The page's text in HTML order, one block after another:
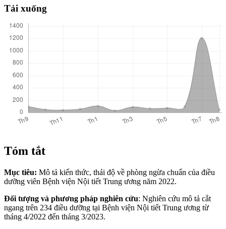
Tải xuống
Tóm tắt
Mục tiêu: Mô tả kiến thức, thái độ về phòng ngừa chuẩn của điều
dưỡng viên Bệnh viện Nội tiết Trung ương năm 2022.
Đối tượng và phương pháp nghiên cứu: Nghiên cứu mô tả cắt
ngang trên 234 điều dưỡng tại Bệnh viện Nội tiết Trung ương từ
tháng 4/2022 đến tháng 3/2023.